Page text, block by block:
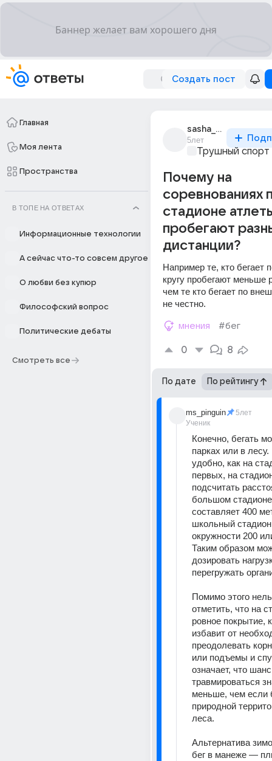
Создать пост
Главная
Моя лента
Пространства
В ТОПЕ НА ОТВЕТАХ
Информационные технологии
А сейчас что-то совсем другое
О любви без купюр
Философский вопрос
Политические дебаты
Смотреть все
sasha_s_1433
5лет
Трушный спорт
Почему на
соревнованиях
стадионе
пробегают
дистанции?
Например те, кто бегает
кругу пробегают меньше
чем те кто бегает по
не честно.
мнения #бег
0 8
По дате По рейтингу
ms_pinguin
Ученик
5лет
Конечно, бегать
парках или в
удобно, как на
первых, на
подсчитать
большом стадионе
составляет 400
школьный
окружности 200
Таким образом
дозировать
перегружать
Помимо этого
отметить, что на
ровное покрытие,
избавит от
преодолевать
или подъемы и
означает, что шанс
травмироваться
меньше, чем если
природной
леса.
Альтернатива
бег в манеже —